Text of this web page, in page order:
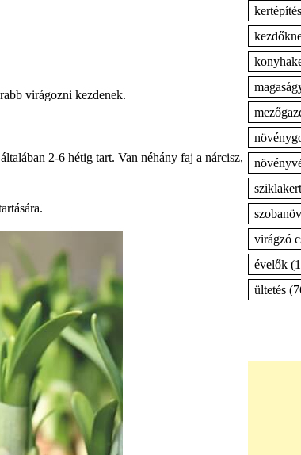
virágozni kezdenek.
2-6 hétig tart. Van néhány faj a nárcisz,
kertépítés
sziklakert
virágzó
évelők
ültetés